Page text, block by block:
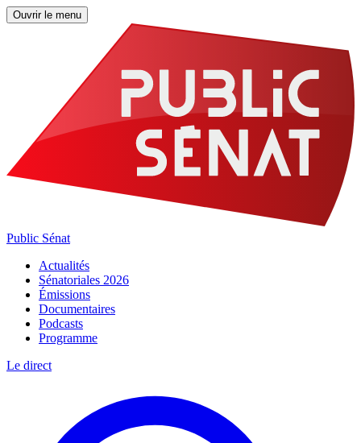
Ouvrir le menu
Public Sénat
Actualités
Sénatoriales 2026
Émissions
Documentaires
Podcasts
Programme
Le direct